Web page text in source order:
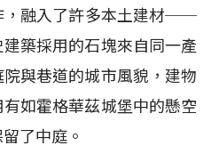
，融入了許多本土建材──
築採用的石塊來自同一產
與巷道的城市風貌，建物
如霍格華茲城堡中的懸空
了中庭。